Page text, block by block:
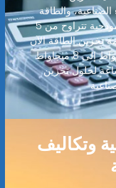
الصناعية، والطاقة
الاحتياطية للطوارئ، مع فترات استرداد نموذجية تتراوح من 5
تخزين الطاقة الآن
بأنظمة متكاملة بسعة تتراوح من 80 كيلوواط إلى 8 ميجاواط
ساعة لحلول تخزين
وتكاليف